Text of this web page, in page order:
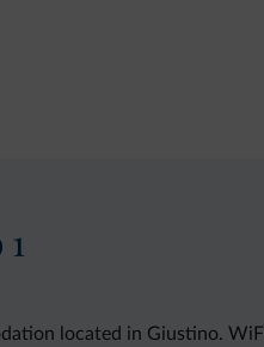
located in Giustino.